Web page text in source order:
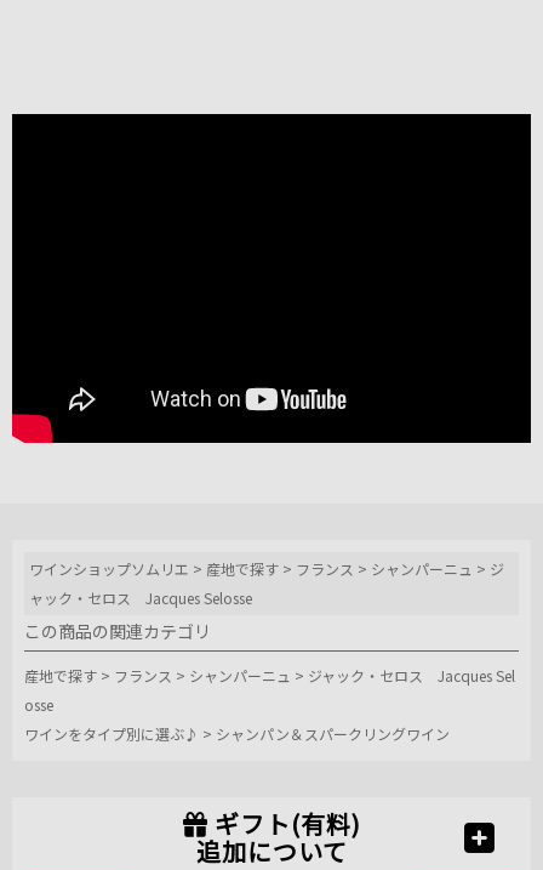
ワインショップソムリエ > 産地で探す > フランス > シャンパーニュ > ジ
ャック・セロス Jacques Selosse
この商品の関連カテゴリ
産地で探す > フランス > シャンパーニュ > ジャック・セロス Jacques Sel
osse
ワインをタイプ別に選ぶ♪ > シャンパン＆スパークリングワイン
ギフト(有料)
追加について